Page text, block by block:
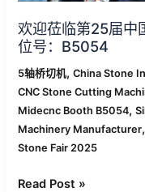
欢迎莅临第25届
位号：B5054
5轴桥切机,China Stone
CNC Stone Cutting
Midecnc Booth B5054,
Machinery Manufacturer
Stone Fair 2025
石
材
展，
Midecnc
展
位
号：
Read Post »